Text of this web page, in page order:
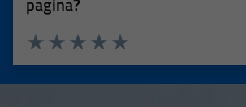
Valuta 5 stelle su 5
Valuta 4 stelle su 5
Valuta 3 stelle su 5
Valuta 2 stelle su 5
Valuta 1 stelle su 5